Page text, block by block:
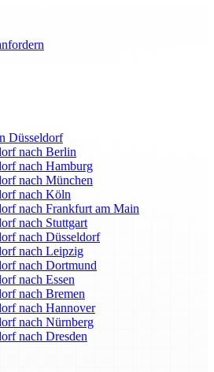
Düsseldorf
nach Berlin
nach Hamburg
nach München
nach Köln
nach Frankfurt am Main
nach Stuttgart
nach Düsseldorf
nach Leipzig
nach Dortmund
nach Essen
nach Bremen
nach Hannover
nach Nürnberg
nach Dresden